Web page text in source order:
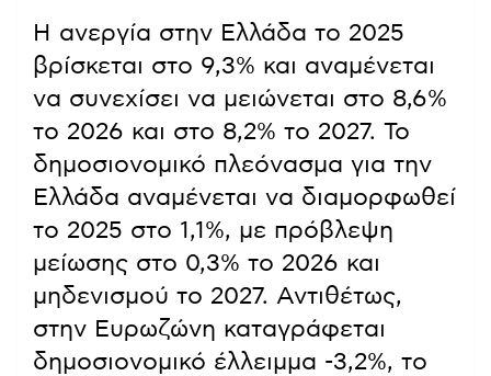
Η ανεργία στην Ελλάδα το 2025
βρίσκεται στο 9,3% και αναμένεται
να συνεχίσει να μειώνεται στο 8,6%
το 2026 και στο 8,2% το 2027. Το
δημοσιονομικό πλεόνασμα για την
Ελλάδα αναμένεται να διαμορφωθεί
το 2025 στο 1,1%, με πρόβλεψη
μείωσης στο 0,3% το 2026 και
μηδενισμού το 2027. Αντιθέτως,
στην Ευρωζώνη καταγράφεται
δημοσιονομικό έλλειμμα -3,2%, το